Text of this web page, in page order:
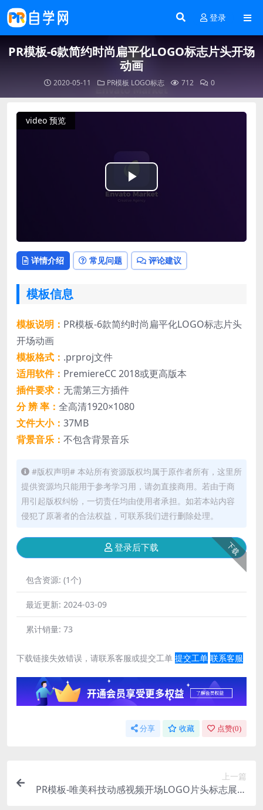
登录
PR模板-6款简约时尚扁平化LOGO标志片头开场
动画
2020-05-11 PR模板 LOGO标志 712 0
video 预览
Play
详情介绍 常见问题 评论建议
模板信息
模板说明： PR模板-6款简约时尚扁平化LOGO标志片头
开场动画
模板格式： .prproj文件
适用软件： PremiereCC 2018或更高版本
插件要求： 无需第三方插件
分 辨 率： 全高清1920×1080
文件大小： 37MB
背景音乐： 不包含背景音乐
#版权声明# 本站所有资源版权均属于原作者所有，这里所
提供资源均只能用于参考学习用，请勿直接商用。若由于商
用引起版权纠纷，一切责任均由使用者承担。如若本站内容
侵犯了原著者的合法权益，可联系我们进行删除处理。
下载
登录后下载
包含资源: (1个)
最近更新: 2024-03-09
累计销量: 73
下载链接失效错误，请联系客服或提交工单 提交工单 联系客服
分享 收藏 点赞(0)
上一篇
PR模板-唯美科技动感视频开场LOGO片头标志展示